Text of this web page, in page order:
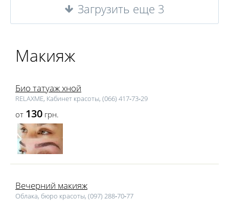
Загрузить еще 3
Макияж
Био татуаж хной
RELAXME, Кабинет красоты, (066) 417‑73‑29
от 130 грн.
Вечерний макияж
Облака, бюро красоты, (097) 288‑70‑77